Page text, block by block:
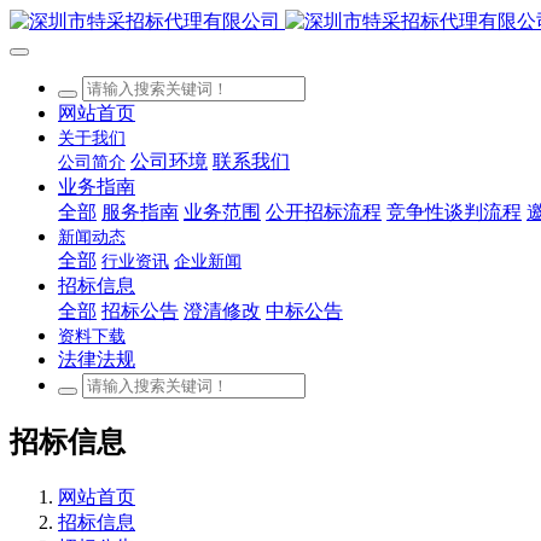
网站首页
关于我们
公司简介 公司环境 联系我们
业务指南
全部 服务指南 业务范围 公开招标流程 竞争性谈判流程
新闻动态
全部 行业资讯 企业新闻
招标信息
全部 招标公告 澄清修改 中标公告
资料下载
法律法规
招标信息
网站首页
招标信息